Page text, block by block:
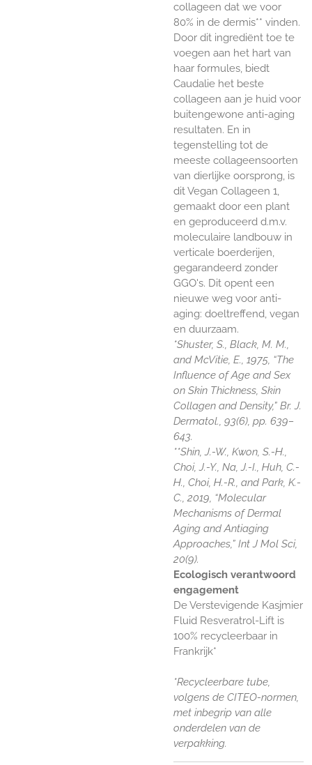
collageen dat we voor
80% in de dermis** vinden.
Door dit ingrediënt toe te
voegen aan het hart van
haar formules, biedt
Caudalie het beste
collageen aan je huid voor
buitengewone anti-aging
resultaten. En in
tegenstelling tot de
meeste collageensoorten
van dierlijke oorsprong, is
dit Vegan Collageen 1,
gemaakt door een plant
en geproduceerd d.m.v.
moleculaire landbouw in
verticale boerderijen,
gegarandeerd zonder
GGO's. Dit opent een
nieuwe weg voor anti-
aging: doeltreffend, vegan
en duurzaam.
*Shuster, S., Black, M. M.,
and McVitie, E., 1975, “The
Influence of Age and Sex
on Skin Thickness, Skin
Collagen and Density,” Br. J.
Dermatol., 93(6), pp. 639–
643.
**Shin, J.-W., Kwon, S.-H.,
Choi, J.-Y., Na, J.-I., Huh, C.-
H., Choi, H.-R., and Park, K.-
C., 2019, “Molecular
Mechanisms of Dermal
Aging and Antiaging
Approaches,” Int J Mol Sci,
20(9).
Ecologisch verantwoord
engagement
De Verstevigende Kasjmier
Fluid Resveratrol-Lift is
100% recycleerbaar in
Frankrijk*
*Recycleerbare tube,
volgens de CITEO-normen,
met inbegrip van alle
onderdelen van de
verpakking.